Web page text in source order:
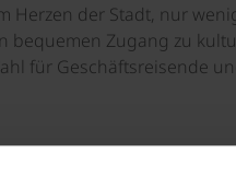
Herzen der Stadt, nur
bequemen Zugang zu
für Geschäftsreisende